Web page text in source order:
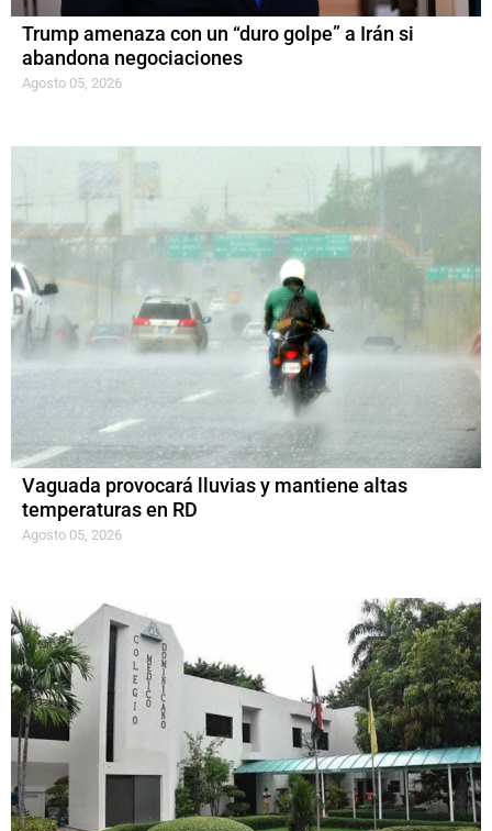
Trump amenaza con un “duro golpe” a Irán si
abandona negociaciones
Agosto 05, 2026
Vaguada provocará lluvias y mantiene altas
temperaturas en RD
Agosto 05, 2026